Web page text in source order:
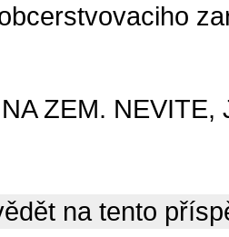
ZEM.
na tento